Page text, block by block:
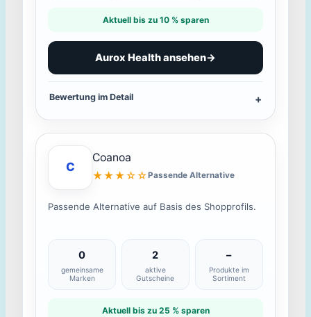
Aktuell bis zu 10 % sparen
Aurox Health ansehen→
Bewertung im Detail
C
Coanoa
★★★☆☆Passende Alternative
Passende Alternative auf Basis des Shopprofils.
0
gemeinsame
Marken
2
aktive
Gutscheine
–
Produkte im
Sortiment
Aktuell bis zu 25 % sparen